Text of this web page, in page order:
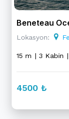
Beneteau
Lokasyon:
15 m | 3 Kabin
4500 ₺